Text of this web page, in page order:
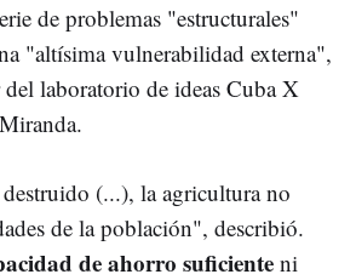
de problemas "estructurales"
"altísima vulnerabilidad externa",
laboratorio de ideas Cuba X
(...), la agricultura no
de la población", describió.
de ahorro suficiente ni